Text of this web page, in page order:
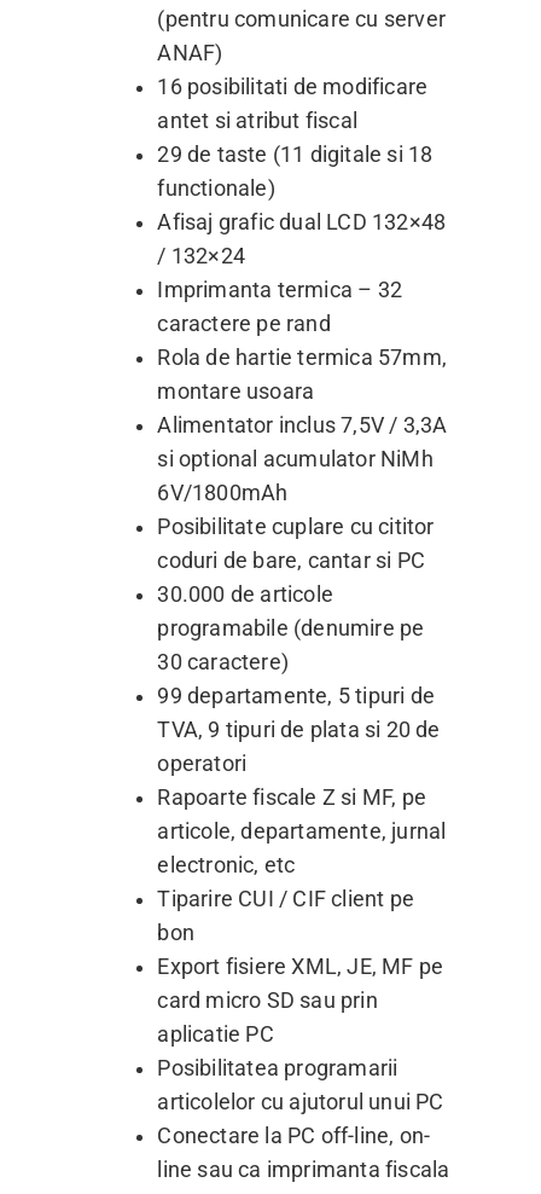
(pentru comunicare cu server
ANAF)
16 posibilitati de modificare
antet si atribut fiscal
29 de taste (11 digitale si 18
functionale)
Afisaj grafic dual LCD 132×48
/ 132×24
Imprimanta termica – 32
caractere pe rand
Rola de hartie termica 57mm,
montare usoara
Alimentator inclus 7,5V / 3,3A
si optional acumulator NiMh
6V/1800mAh
Posibilitate cuplare cu cititor
coduri de bare, cantar si PC
30.000 de articole
programabile (denumire pe
30 caractere)
99 departamente, 5 tipuri de
TVA, 9 tipuri de plata si 20 de
operatori
Rapoarte fiscale Z si MF, pe
articole, departamente, jurnal
electronic, etc
Tiparire CUI / CIF client pe
bon
Export fisiere XML, JE, MF pe
card micro SD sau prin
aplicatie PC
Posibilitatea programarii
articolelor cu ajutorul unui PC
Conectare la PC off-line, on-
line sau ca imprimanta fiscala